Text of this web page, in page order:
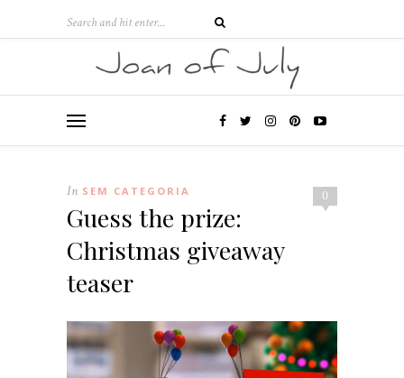
0
In SEM CATEGORIA
Guess the prize:
Christmas giveaway
teaser